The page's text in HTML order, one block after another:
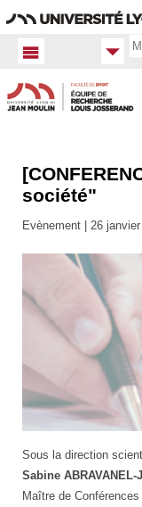
Accueil
FR
Actualités
société"
Evènement | 26
Sous la direction
Sabine ABRAVANEL-
Maître de